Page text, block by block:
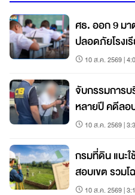
ศธ. ออก 9 ม
ปลอดภัยโรงเ
ฉุกเฉิน
10 ส.ค. 2569 |
จับกรรมการบ
หลายปี คดีลอ
10 ส.ค. 2569 |
กรมที่ดิน แนะ
สอบเขต รวม
10 ส.ค. 2569 |